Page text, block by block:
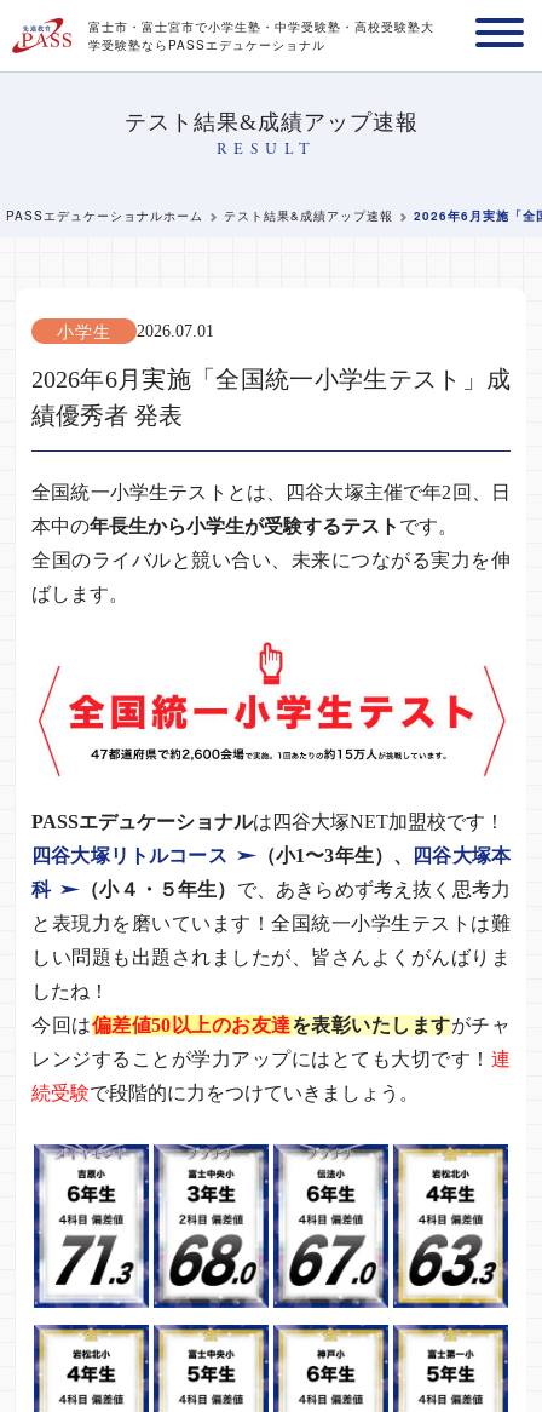
富士市・富士宮市で小学生塾・中学受験塾・高校受験塾大
学受験塾ならPASSエデュケーショナル
テスト結果&成績アップ速報
RESULT
PASSエデュケーショナルホーム テスト結果&成績アップ速報 2026年6月実施「全
小学生 2026.07.01
2026年6月実施「全国統一小学生テスト」成
績優秀者 発表
全国統一小学生テストとは、四谷大塚主催で年2回、日
本中の年長生から小学生が受験するテスト です。
全国のライバルと競い合い、未来につながる実力を伸
ばします。
PASSエデュケーショナルは四谷大塚NET加盟校です！
四谷大塚リトルコース
（小1〜3年生）、
四谷大塚本
科
（小４・５年生） で、あきらめず考え抜く思考力
と表現力を磨いています！全国統一小学生テストは難
しい問題も出題されましたが、皆さんよくがんばりま
したね！
今回は偏差値50以上のお友達を表彰いたしますがチャ
レンジすることが学力アップにはとても大切です！ 連
続受験で段階的に力をつけていきましょう。